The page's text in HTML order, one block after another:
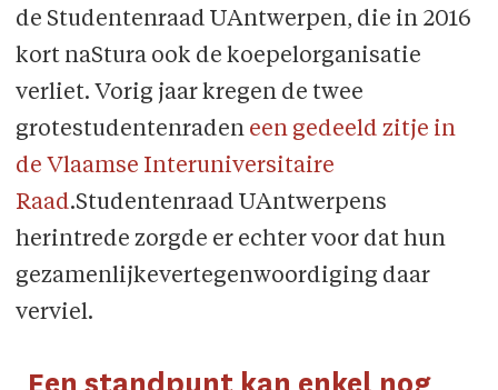
de Studentenraad UAntwerpen, die in 2016
kort naStura ook de koepelorganisatie
verliet. Vorig jaar kregen de twee
grotestudentenraden een gedeeld zitje in
de Vlaamse Interuniversitaire
Raad.Studentenraad UAntwerpens
herintrede zorgde er echter voor dat hun
gezamenlijkevertegenwoordiging daar
verviel.